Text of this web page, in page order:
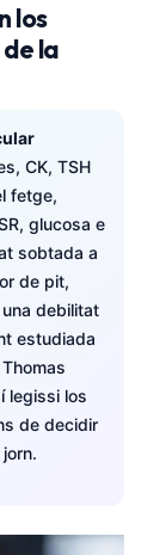
los
la
CK, TSH
fetge,
glucosa e
sobtada a
de pit,
debilitat
estudiada
legissi los
de decidir